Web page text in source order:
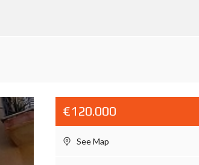
€120.000
See Map